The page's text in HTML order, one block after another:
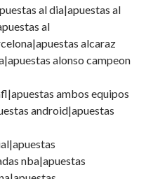
al dia|apuestas al
al
alcaraz
alonso campeon
ambos equipos
android|apuestas
nba|apuestas